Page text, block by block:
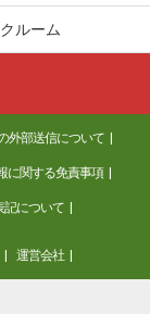
ルーム
外部送信について
に関する免責事項
記について
運営会社